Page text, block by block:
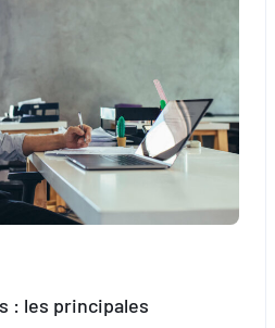
: les principales